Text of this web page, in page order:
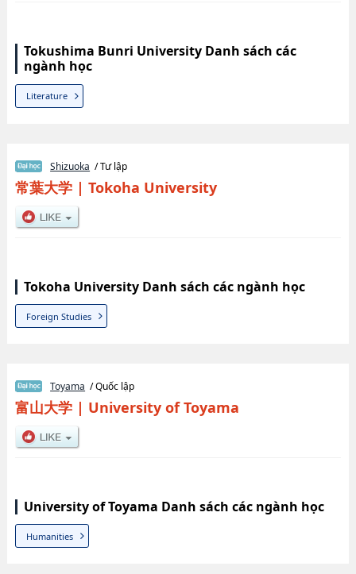
Tokushima Bunri University Danh sách các
ngành học
Literature
Shizuoka / Tư lập
常葉大学| Tokoha University
Tokoha University Danh sách các ngành học
Foreign Studies
Toyama / Quốc lập
富山大学| University of Toyama
University of Toyama Danh sách các ngành học
Humanities